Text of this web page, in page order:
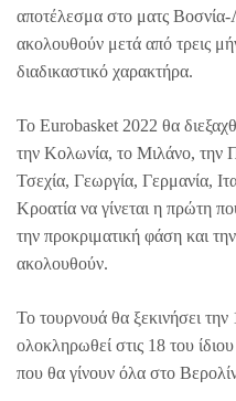
αποτέλεσμα στο ματς Βοσνία-
ακολουθούν μετά από τρεις
διαδικαστικό χαρακτήρα.
Το Eurobasket 2022 θα
την Κολωνία, το Μιλάνο, την
Τσεχία, Γεωργία, Γερμανία,
Κροατία να γίνεται η πρώτη
την προκριματική φάση και
ακολουθούν.
Το τουρνουά θα ξεκινήσει
ολοκληρωθεί στις 18 του
που θα γίνουν όλα στο